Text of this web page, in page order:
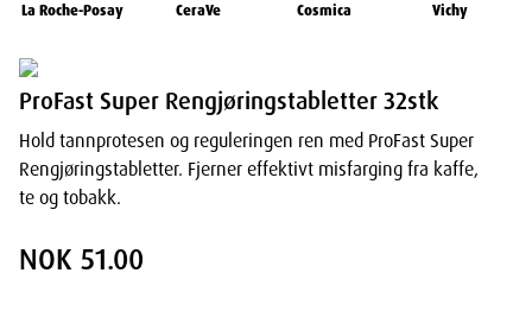
La Roche-Posay CeraVe Cosmica Vichy
ProFast Super Rengjøringstabletter 32stk
Hold tannprotesen og reguleringen ren med ProFast Super
Rengjøringstabletter. Fjerner effektivt misfarging fra kaffe,
te og tobakk.
NOK 51.00